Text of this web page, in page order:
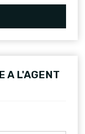
A L'AGENT